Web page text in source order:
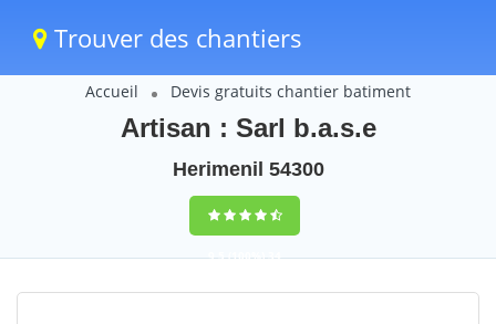
Trouver des chantiers
Accueil Devis gratuits chantier batiment
Artisan : Sarl b.a.s.e
Herimenil 54300
9,5(100%)34
votes